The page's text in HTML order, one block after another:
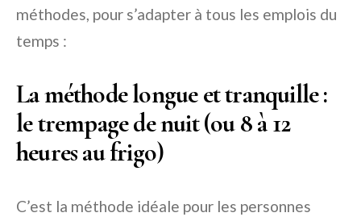
méthodes, pour s’adapter à tous les emplois du
temps :
La méthode longue et tranquille :
le trempage de nuit (ou 8 à 12
heures au frigo)
C’est la méthode idéale pour les personnes